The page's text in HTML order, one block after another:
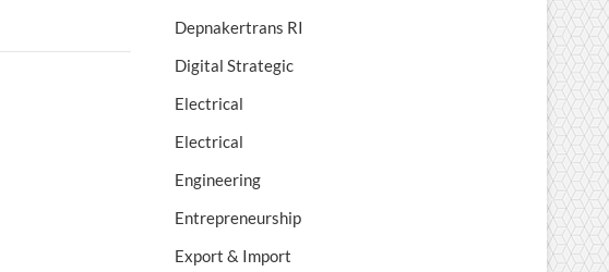
Depnakertrans RI
Digital Strategic
Electrical
Electrical
Engineering
Entrepreneurship
Export & Import